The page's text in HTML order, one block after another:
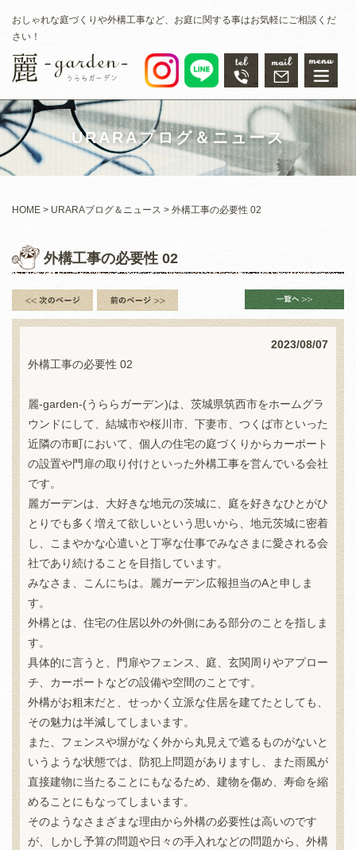
おしゃれな庭づくりや外構工事など、お庭に関する事はお気軽にご相談くだ
さい！
URARAブログ＆ニュース
HOME URARAブログ＆ニュース 外構工事の必要性 02
外構工事の必要性 02
2023/08/07
外構工事の必要性 02
麗-garden-(うららガーデン)は、茨城県筑西市をホームグラ
ウンドにして、結城市や桜川市、下妻市、つくば市といった
近隣の市町において、個人の住宅の庭づくりからカーポート
の設置や門扉の取り付けといった外構工事を営んでいる会社
です。
麗ガーデンは、大好きな地元の茨城に、庭を好きなひとがひ
とりでも多く増えて欲しいという思いから、地元茨城に密着
し、こまやかな心遣いと丁寧な仕事でみなさまに愛される会
社であり続けることを目指しています。
みなさま、こんにちは。麗ガーデン広報担当のAと申しま
す。
外構とは、住宅の住居以外の外側にある部分のことを指しま
す。
具体的に言うと、門扉やフェンス、庭、玄関周りやアプロー
チ、カーポートなどの設備や空間のことです。
外構がお粗末だと、せっかく立派な住居を建てたとしても、
その魅力は半減してしまいます。
また、フェンスや塀がなく外から丸見えで遮るものがないと
いうような状態では、防犯上問題がありますし、また雨風が
直接建物に当たることにもなるため、建物を傷め、寿命を縮
めることにもなってしまいます。
そのようなさまざまな理由から外構の必要性は高いのです
が、しかし予算の問題や日々の手入れなどの問題から、外構